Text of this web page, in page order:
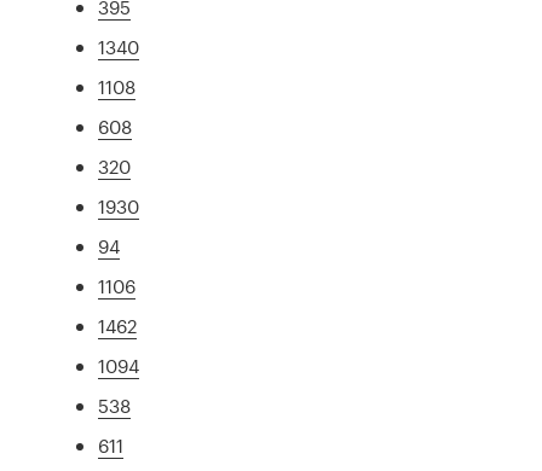
395
1340
1108
608
320
1930
94
1106
1462
1094
538
611